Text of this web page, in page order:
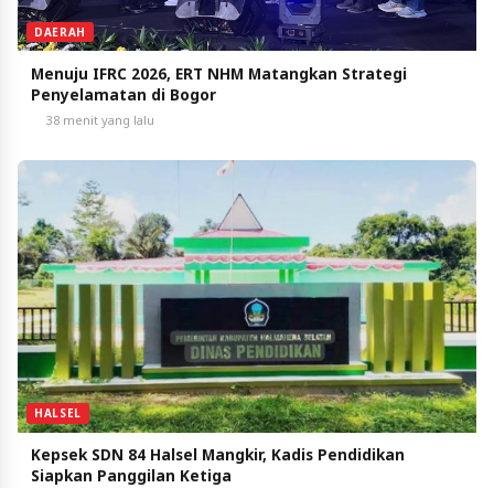
DAERAH
Menuju IFRC 2026, ERT NHM Matangkan Strategi
Penyelamatan di Bogor
38 menit yang lalu
HALSEL
Kepsek SDN 84 Halsel Mangkir, Kadis Pendidikan
Siapkan Panggilan Ketiga